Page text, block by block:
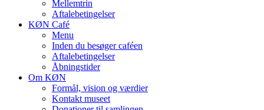
Mellemtrin
Aftalebetingelser
KØN Café
Menu
Inden du besøger caféen
Aftalebetingelser
Åbningstider
Om KØN
Formål, vision og værdier
Kontakt museet